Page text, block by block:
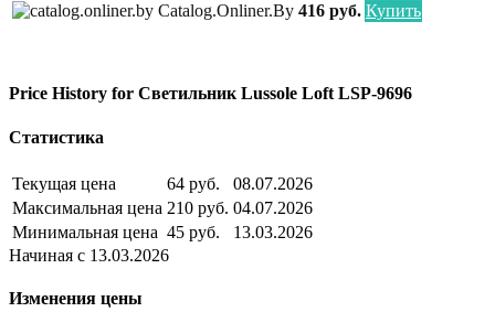
Catalog.onliner.by 416 руб. Купить
Price History for Светильник Lussole Loft LSP-9696
Статистика
Текущая цена 64 руб.
08.07.2026
Максимальная цена 210 руб. 04.07.2026
Минимальная цена 45 руб.
13.03.2026
Начиная с 13.03.2026
Изменения цены